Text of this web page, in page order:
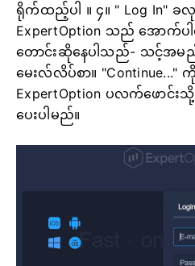
ရိုက်ထည့်ပါ ။ ၄။ " Log In"
ExpertOption သည် အောက်
တောင်းဆိုနေပါသည်- သင့်အမ
မေးလ်လိပ်စာ။ "Continue..." ကို
ExpertOption ပလက်ဖောင်
ပေးပါမည်။